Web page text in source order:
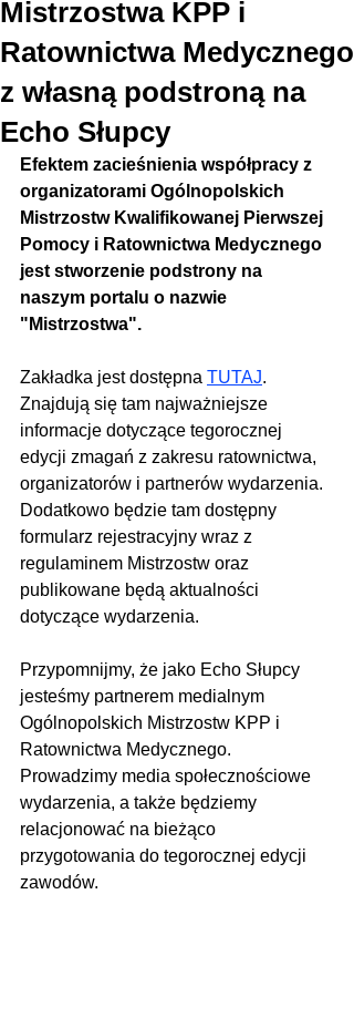
Mistrzostwa KPP i
Ratownictwa Medycznego
z własną podstroną na
Echo Słupcy
Efektem zacieśnienia współpracy z
organizatorami Ogólnopolskich
Mistrzostw Kwalifikowanej Pierwszej
Pomocy i Ratownictwa Medycznego
jest stworzenie podstrony na
naszym portalu o nazwie
"Mistrzostwa".
Zakładka jest dostępna TUTAJ.
Znajdują się tam najważniejsze
informacje dotyczące tegorocznej
edycji zmagań z zakresu ratownictwa,
organizatorów i partnerów wydarzenia.
Dodatkowo będzie tam dostępny
formularz rejestracyjny wraz z
regulaminem Mistrzostw oraz
publikowane będą aktualności
dotyczące wydarzenia.
Przypomnijmy, że jako Echo Słupcy
jesteśmy partnerem medialnym
Ogólnopolskich Mistrzostw KPP i
Ratownictwa Medycznego.
Prowadzimy media społecznościowe
wydarzenia, a także będziemy
relacjonować na bieżąco
przygotowania do tegorocznej edycji
zawodów.